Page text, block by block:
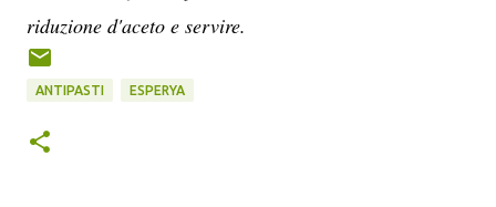
riduzione d'aceto e servire.
ANTIPASTI ESPERYA